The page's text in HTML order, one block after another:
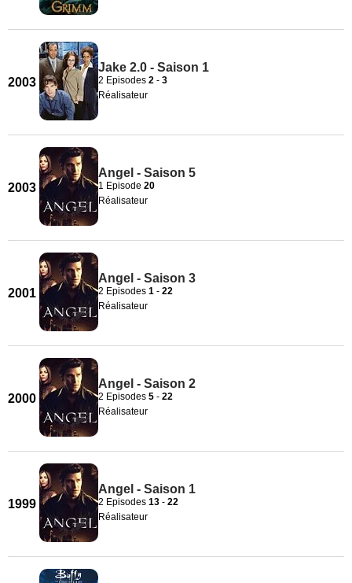
2003
Jake 2.0 - Saison 1
2 Episodes 2 - 3
Réalisateur
2003
Angel - Saison 5
1 Episode 20
Réalisateur
2001
Angel - Saison 3
2 Episodes 1 - 22
Réalisateur
2000
Angel - Saison 2
2 Episodes 5 - 22
Réalisateur
1999
Angel - Saison 1
2 Episodes 13 - 22
Réalisateur